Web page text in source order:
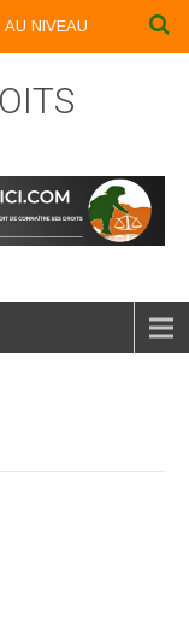
NIVEAU DU MENU